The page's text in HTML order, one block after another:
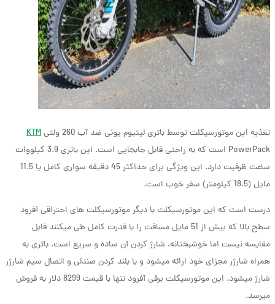
تغذیه این موتورسیکلت توسط باتری لیتیوم یونی ضد آب 260 ولتی
KTM
PowerPack است که به راحتی قابل جابجایی است. این باتری 3.9 کیلووات
ساعت ظرفیت دارد. این ویژگی برای حداکثر 45 دقیقه سواری کامل یا 11.5
مایل (18.5 کیلومتر) سفر خوب است.
درست است که این موتورسیکلت با دیگر موتورسیکلت های احتراقی آفرود
سطح بالا که بیش از 51 مایل مسافت را با قدرت کامل طی می­کنند قابل
مقایسه نیست اما خوشبختانه، شارژ کردن آن ساده و سریع است. باتری به
همراه شارژر مجزای خود ارائه می­شود و با بلند کردن صندلی و اتصال سیم شارژر
شارژ می­شود. این موتورسیکلت برقی آفرود تنها با قیمت 8299 دلار به فروش
می­رسد.